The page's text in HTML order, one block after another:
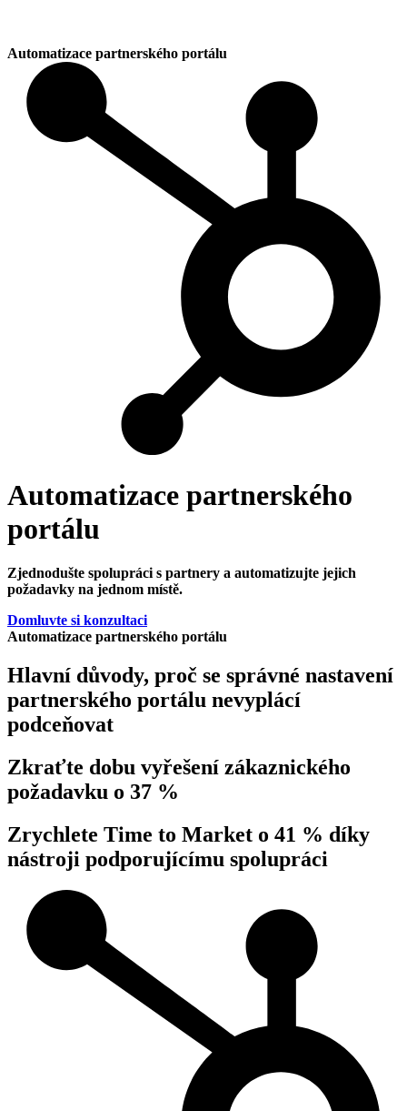
Automatizace partnerského portálu
Automatizace partnerského
portálu
Zjednodušte spolupráci s partnery a automatizujte jejich
požadavky na jednom místě.
Domluvte si konzultaci
Automatizace partnerského portálu
Hlavní důvody, proč se správné nastavení
partnerského portálu nevyplácí
podceňovat
Zkraťte dobu vyřešení zákaznického
požadavku o 37 %
Zrychlete Time to Market o 41 % díky
nástroji podporujícímu spolupráci